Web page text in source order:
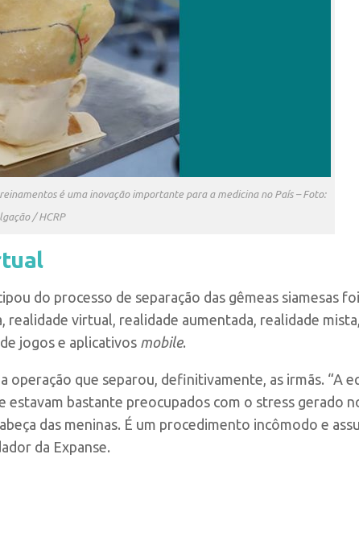
é uma inovação importante para a medicina no País – Foto:
/ HCRP
do processo de separação das gêmeas siamesas
virtual, realidade aumentada, realidade mista,
jogos e aplicativos mobile.
que separou, definitivamente, as irmãs. “A
estavam bastante preocupados com o stress gerado
das meninas. É um procedimento incômodo e
da Expanse.